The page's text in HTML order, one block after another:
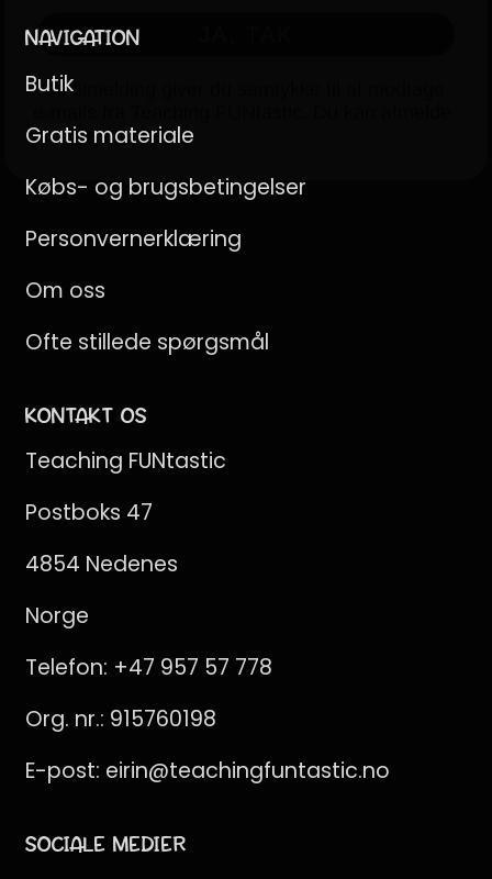
NAVIGATION
Butik
Gratis materiale
Købs- og brugsbetingelser
Personvernerklæring
Om oss
Ofte stillede spørgsmål
KONTAKT OS
Teaching FUNtastic
Postboks 47
4854 Nedenes
Norge
Telefon: +47 957 57 778
Org. nr.: 915760198
E-post: eirin@teachingfuntastic.no
SOCIALE MEDIER
dig når som helst.